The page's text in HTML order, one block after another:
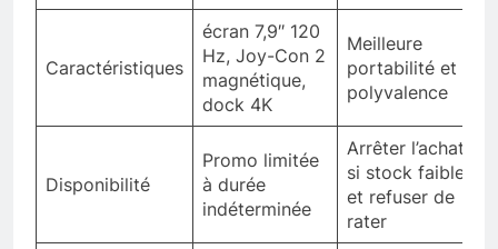
Caractéristiques
écran 7,9″ 120
Hz, Joy-Con 2
magnétique,
dock 4K
Meilleure
portabilité et
polyvalence
Disponibilité
Promo limitée
à durée
indéterminée
Arrêter l’achat
si stock faible
et refuser de
rater